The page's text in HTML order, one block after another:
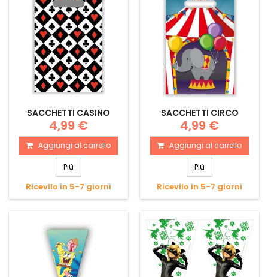
SACCHETTI CASINO
4,99 €
Aggiungi al carrello
Più
Ricevilo in 5-7 giorni
SACCHETTI CIRCO
4,99 €
Aggiungi al carrello
Più
Ricevilo in 5-7 giorni